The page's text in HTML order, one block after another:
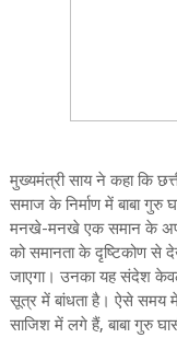
मुख्यमंत्री साय ने कहा कि
समाज के निर्माण में बाबा गुरु
मनखे-मनखे एक समान के
को समानता के दृष्टिकोण से
जाएगा। उनका यह संदेश
सूत्र में बांधता है। ऐसे समय
साजिश में लगे हैं, बाबा गुरु